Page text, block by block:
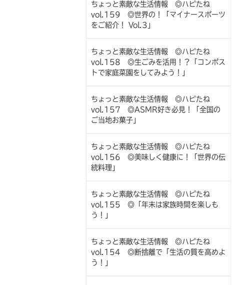
ちょっと素敵な生活情報 ◎ハピたね
vol.159 ◎世界の！「マイナースポーツ
をご紹介！ Vol.3」
ちょっと素敵な生活情報 ◎ハピたね
vol.158 ◎生ごみを活用！？「コンポス
トで家庭菜園をしてみよう！」
ちょっと素敵な生活情報 ◎ハピたね
vol.157 ◎ASMR好き必見！「全国の
ご当地お菓子」
ちょっと素敵な生活情報 ◎ハピたね
vol.156 ◎美味しく健康に！「世界の伝
統料理」
ちょっと素敵な生活情報 ◎ハピたね
vol.155 ◎「年末は家族時間を楽しも
う！」
ちょっと素敵な生活情報 ◎ハピたね
vol.154 ◎断捨離で「生活の質を高めよ
う！」